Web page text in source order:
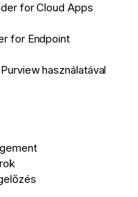
for Cloud Apps
for Endpoint
használatával